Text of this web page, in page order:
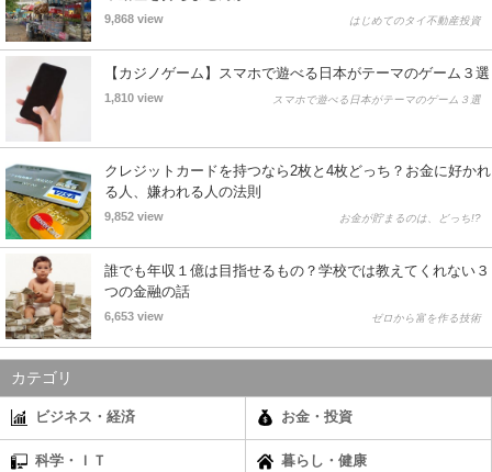
9,868 view はじめてのタイ不動産投資
【カジノゲーム】スマホで遊べる日本がテーマのゲーム３選
1,810 view スマホで遊べる日本がテーマのゲーム３選
クレジットカードを持つなら2枚と4枚どっち？お金に好かれ
る人、嫌われる人の法則
9,852 view お金が貯まるのは、どっち!?
誰でも年収１億は目指せるもの？学校では教えてくれない３
つの金融の話
6,653 view ゼロから富を作る技術
カテゴリ
ビジネス・経済 お金・投資
科学・ＩＴ 暮らし・健康